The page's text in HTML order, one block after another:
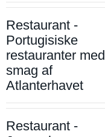
Restaurant -
Portugisiske
restauranter med
smag af
Atlanterhavet
Restaurant -